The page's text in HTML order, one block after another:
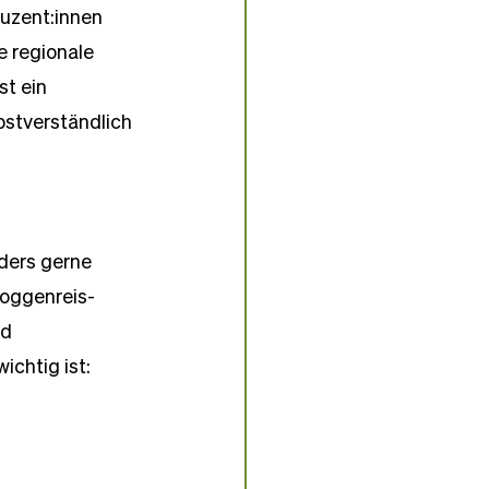
regionale
ein
gerne
ist: